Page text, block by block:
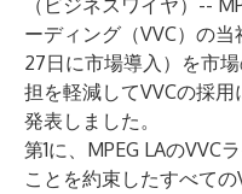
（ビジネスワイヤ）--
ーディング（VVC）の
27日に市場導入 ）を市
担を軽減してVVCの採
発表しました。
第1に、MPEG LAのVVC
ことを約束したすべて